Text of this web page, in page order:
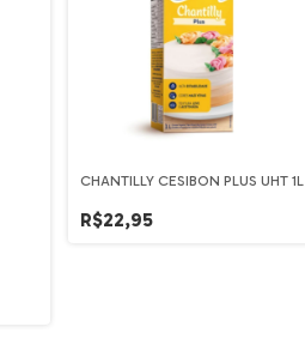
CHANTILLY CESIBON PLUS UHT 1L
R$22,95